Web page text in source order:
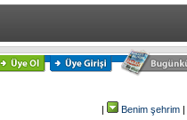
| Benim şehrim |